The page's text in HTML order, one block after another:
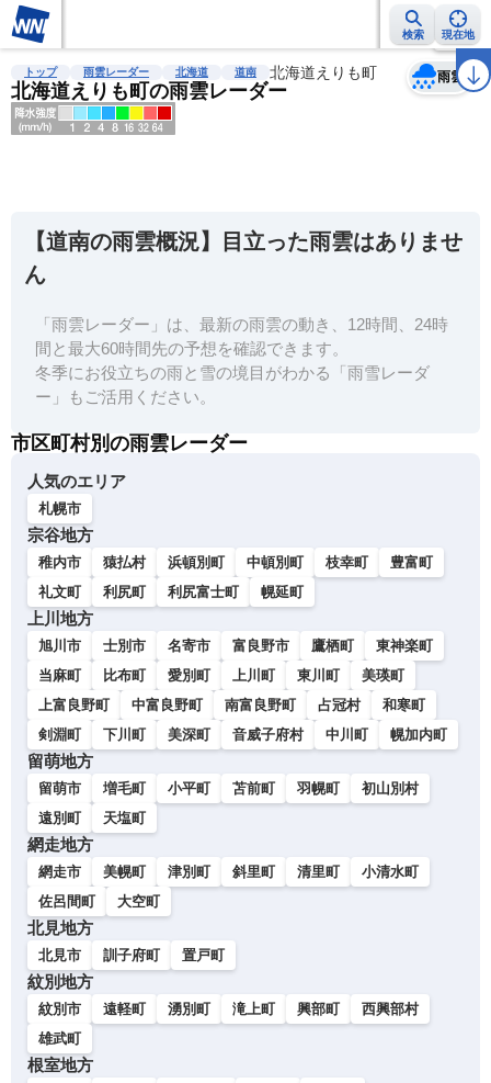
検索 現在地
雨雲レーダー 台風情報 地震情報 警報・注意報 2週間天気 ラ
トップ 雨雲レーダー 北海道 道南 北海道えりも町
北海道えりも町の雨雲レーダー
雨雲
天気 台風
【道南の雨雲概況】目立った雨雲はありませ
ん
「雨雲レーダー」は、最新の雨雲の動き、12時間、24時
間と最大60時間先の予想を確認できます。
冬季にお役立ちの雨と雪の境目がわかる「雨雪レーダ
ー」もご活用ください。
市区町村別の雨雲レーダー
人気のエリア
札幌市
宗谷地方
稚内市 猿払村 浜頓別町 中頓別町 枝幸町
豊富町
礼文町
利尻町 利尻富士町 幌延町
上川地方
旭川市 士別市 名寄市 富良野市 鷹栖町
東神楽町
当麻町
比布町 愛別町 上川町 東川町
美瑛町
上富良野町
中富良野町 南富良野町 占冠村
和寒町
剣淵町
下川町 美深町 音威子府村 中川町 幌加内町
留萌地方
留萌市 増毛町 小平町 苫前町 羽幌町
初山別村
遠別町
天塩町
網走地方
網走市 美幌町 津別町 斜里町 清里町
小清水町
佐呂間町
大空町
北見地方
北見市 訓子府町 置戸町
紋別地方
紋別市 遠軽町 湧別町 滝上町 興部町
西興部村
雄武町
根室地方